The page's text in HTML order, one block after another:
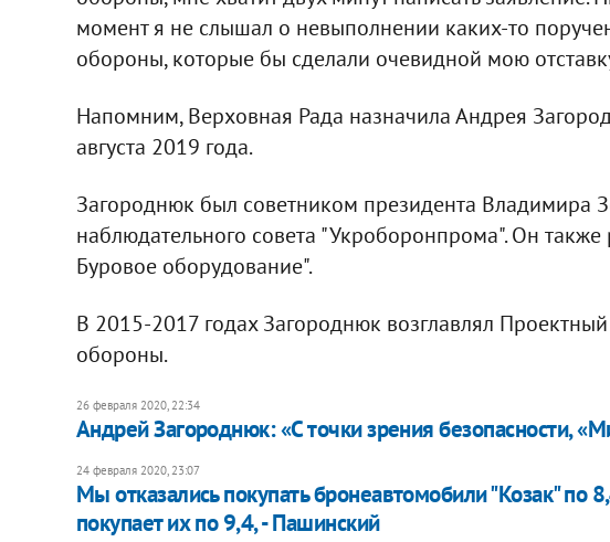
момент я не слышал о невыполнении каких-то
обороны, которые бы сделали очевидной мою
Напомним, Верховная Рада назначила Андрея
августа 2019 года.
Загороднюк был советником президента Владимира
наблюдательного совета "Укроборонпрома". Он
Буровое оборудование".
В 2015-2017 годах Загороднюк возглавлял
обороны.
26 февраля 2020, 22:34
Андрей Загороднюк: «С точки зрения безопасности,
24 февраля 2020, 23:07
Мы отказались покупать бронеавтомобили "Козак" по
покупает их по 9,4, - Пашинский